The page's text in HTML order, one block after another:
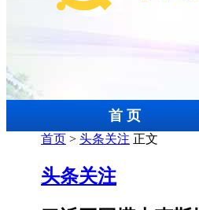
首 页
首页 > 头条关注 正文
头条关注